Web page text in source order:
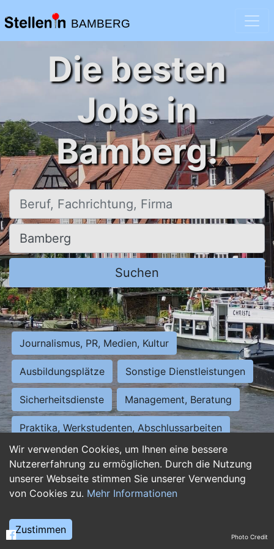
BAMBERG
Wir verwenden Cookies, um Ihnen eine bessere
Nutzererfahrung zu ermöglichen. Durch die Nutzung
unserer Webseite stimmen Sie unserer Verwendung
von Cookies zu. Mehr Informationen
Zustimmen
Die besten
Jobs in
Bamberg!
Beruf, Fachrichtung, Firma
Ort, Stadt
Suchen
Journalismus, PR, Medien, Kultur
Ausbildungsplätze Sonstige Dienstleistungen
Sicherheitsdienste Management, Beratung
Praktika, Werkstudenten, Abschlussarbeiten
Personalwesen Assistenz, Sekretariat
Hilfskräfte, Aushilfs- und Nebenjobs
Weiterbildung, Studium, duale Ausbildung Photo Credit